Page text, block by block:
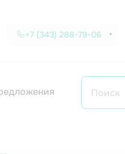
+7 (343) 288-79-06